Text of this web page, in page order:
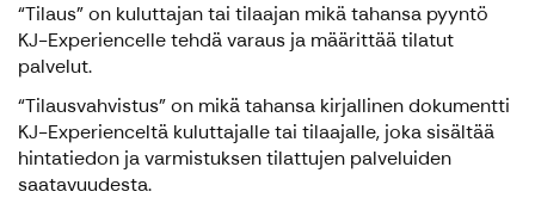
“Tilaus” on kuluttajan tai tilaajan mikä tahansa pyyntö
KJ-Experiencelle tehdä varaus ja määrittää tilatut
palvelut.
“Tilausvahvistus” on mikä tahansa kirjallinen dokumentti
KJ-Experienceltä kuluttajalle tai tilaajalle, joka sisältää
hintatiedon ja varmistuksen tilattujen palveluiden
saatavuudesta.